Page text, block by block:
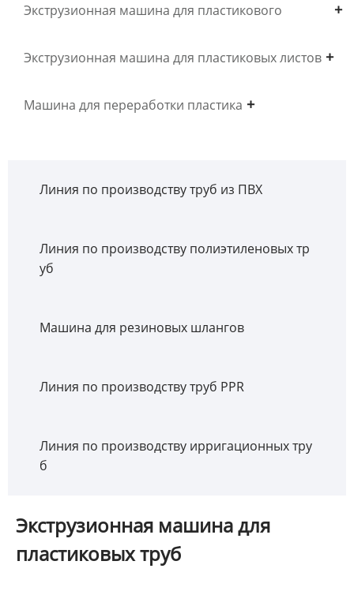
Экструзионная машина для пластикового
профиля
Экструзионная машина для пластиковых листов
Машина для переработки пластика
Линия по производству труб из ПВХ
Линия по производству полиэтиленовых тр
уб
Машина для резиновых шлангов
Линия по производству труб PPR
Линия по производству ирригационных тру
б
Экструзионная машина для
пластиковых труб